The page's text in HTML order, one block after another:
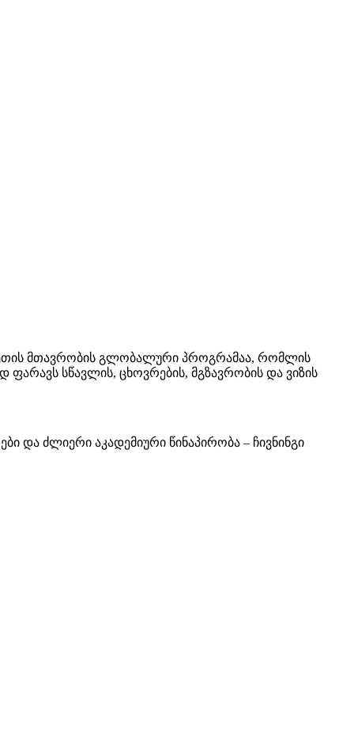
მთავრობის გლობალური პროგრამაა, რომლის
სწავლის, ცხოვრების, მგზავრობის და ვიზის
და ძლიერი აკადემიური წინაპირობა – ჩივნინგი